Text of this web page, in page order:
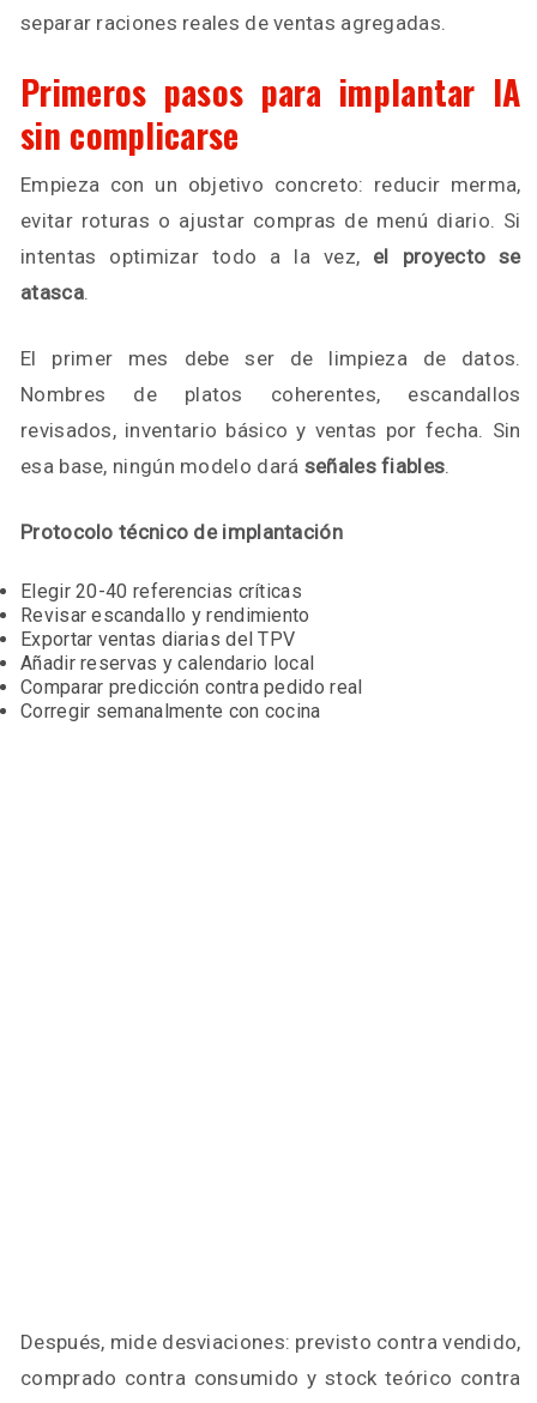
separar raciones reales de ventas agregadas.
Primeros pasos para implantar IA
sin complicarse
Empieza con un objetivo concreto: reducir merma,
evitar roturas o ajustar compras de menú diario. Si
intentas optimizar todo a la vez, el proyecto se
atasca.
El primer mes debe ser de limpieza de datos.
Nombres de platos coherentes, escandallos
revisados, inventario básico y ventas por fecha. Sin
esa base, ningún modelo dará señales fiables.
Protocolo técnico de implantación
Elegir 20-40 referencias críticas
Revisar escandallo y rendimiento
Exportar ventas diarias del TPV
Añadir reservas y calendario local
Comparar predicción contra pedido real
Corregir semanalmente con cocina
Después, mide desviaciones: previsto contra vendido,
comprado contra consumido y stock teórico contra